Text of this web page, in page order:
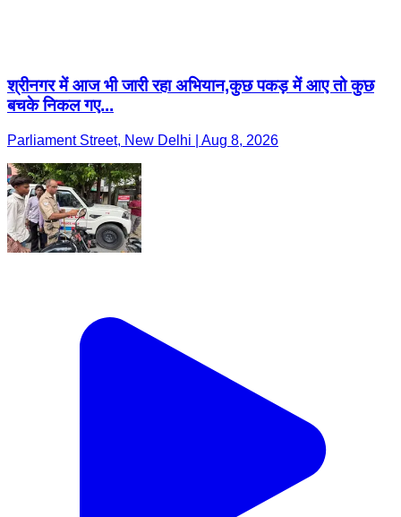
श्रीनगर में आज भी जारी रहा अभियान,कुछ पकड़ में आए तो कुछ
बचके निकल गए...
Parliament Street, New Delhi | Aug 8, 2026